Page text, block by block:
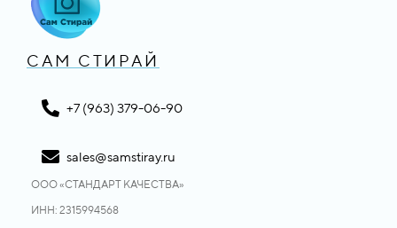
САМ СТИРАЙ
+7 (963) 379-06-90
sales@samstiray.ru
ООО «CТАНДАРТ КАЧЕСТВА»
ИНН: 2315994568